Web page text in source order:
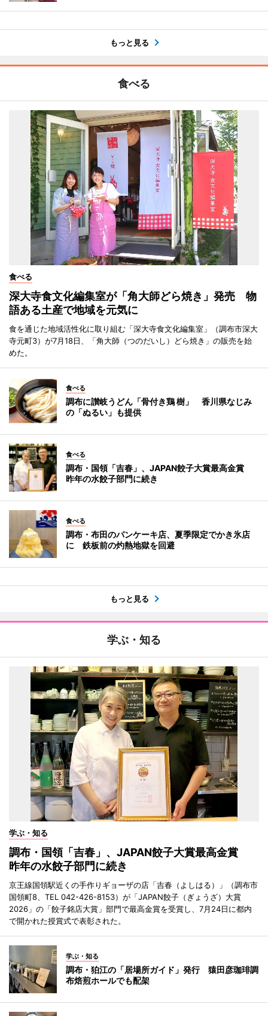
もっと見る
食べる
食べる
深大寺食文化編集室が「角大師どら焼き」発売 物
語ある土産で地域を元気に
食を通じた地域活性化に取り組む「深大寺食文化編集室」（調布市深大
寺元町3）が7月18日、「角大師（つのだいし）どら焼き」の販売を始
めた。
食べる
調布に讃岐うどん「骨付き鶏 樹」 香川県なじみ
の「ぬるい」も提供
食べる
調布・国領「吉春」、JAPAN餃子大賞最高金賞
昨年の水餃子部門に続き
食べる
調布・布田のパンケーキ店、夏季限定でかき氷店
に 鉄板前の灼熱地獄を回避
もっと見る
学ぶ・知る
学ぶ・知る
調布・国領「吉春」、JAPAN餃子大賞最高金賞
昨年の水餃子部門に続き
京王線国領駅近くの手作りギョーザの店「吉春（よしはる）」（調布市
国領町8、TEL 042-426-8153）が「JAPAN餃子（ぎょうざ）大賞
2026」の「餃子銘店大賞」部門で最高金賞を受賞し、7月24日に都内
で開かれた授賞式で表彰された。
学ぶ・知る
調布・狛江の「居場所ガイド」発行 猿田彦珈琲調
布焙煎ホールでも配架